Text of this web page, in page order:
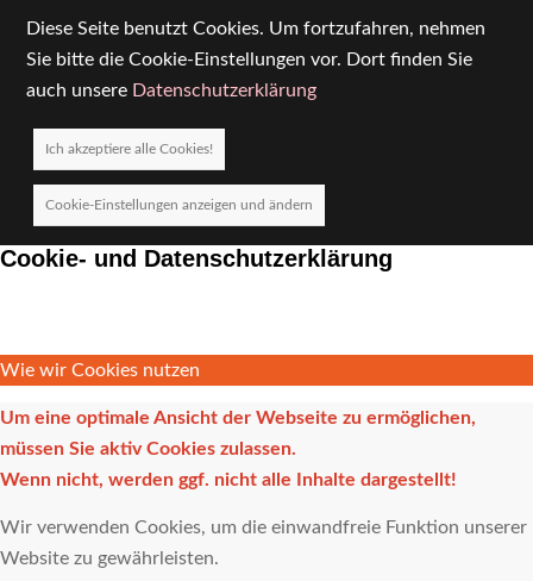
Diese Seite benutzt Cookies. Um fortzufahren, nehmen
Sie bitte die Cookie-Einstellungen vor. Dort finden Sie
auch unsere Datenschutzerklärung
Ich akzeptiere alle Cookies!
Cookie-Einstellungen anzeigen und ändern
Cookie- und Datenschutzerklärung
Wie wir Cookies nutzen
Um eine optimale Ansicht der Webseite zu ermöglichen,
müssen Sie aktiv Cookies zulassen.
Wenn nicht, werden ggf. nicht alle Inhalte dargestellt!
Wir verwenden Cookies, um die einwandfreie Funktion unserer
Website zu gewährleisten.